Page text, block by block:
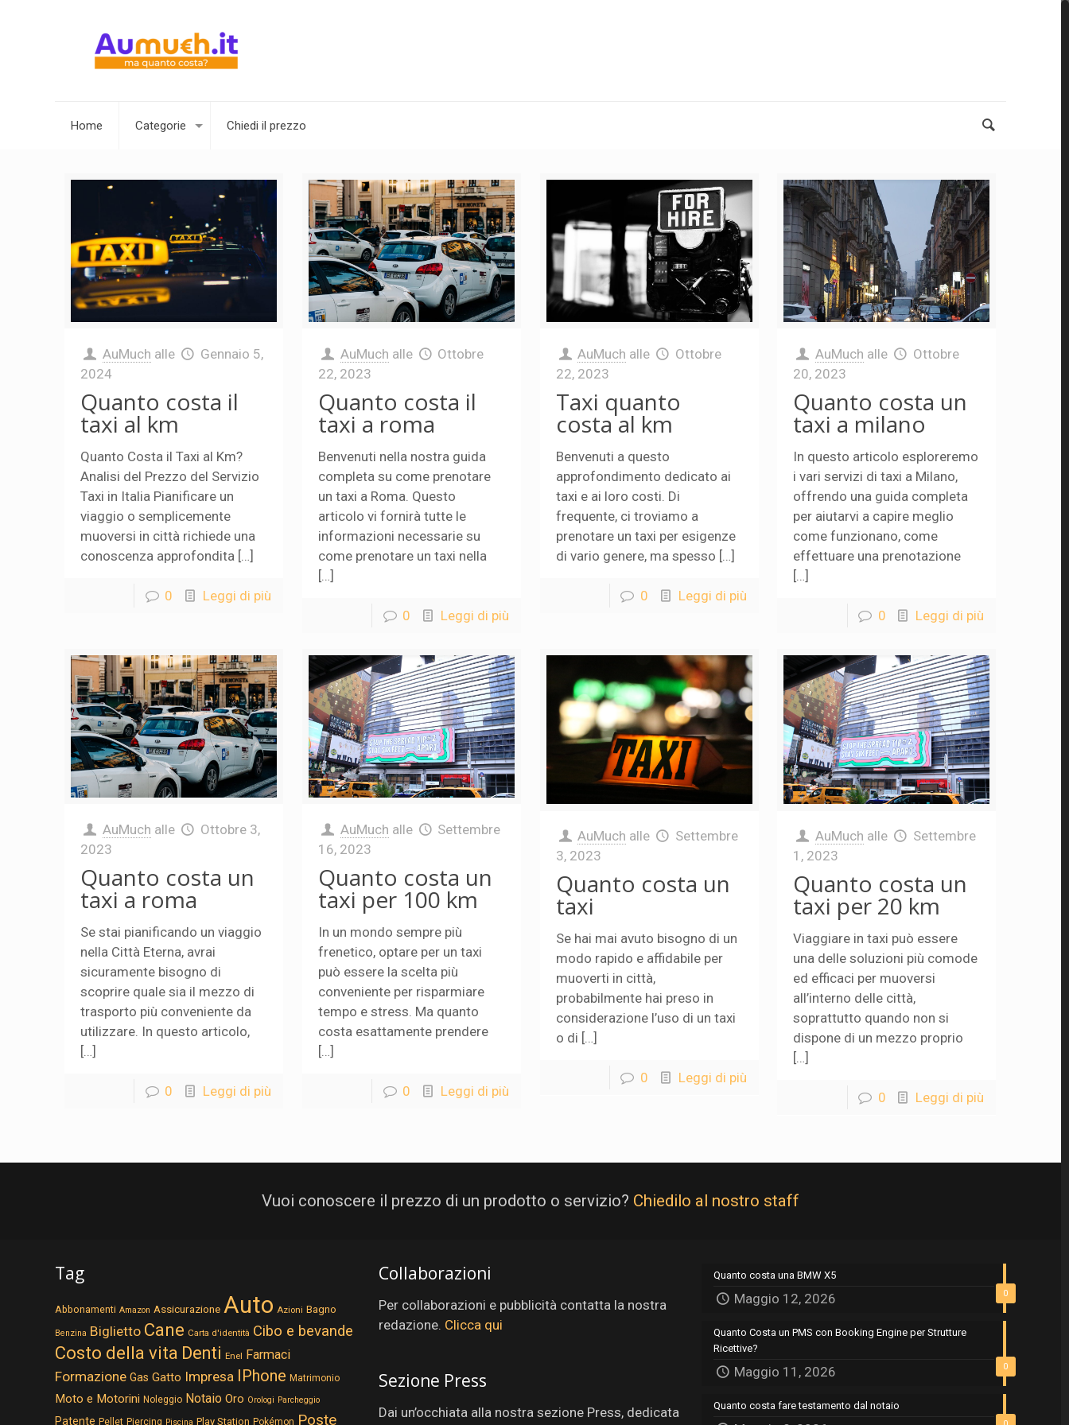
Home Categorie Chiedi il prezzo
AuMuch alle
Gennaio 5,
2024
Quanto costa il
taxi al km
Quanto Costa il Taxi al Km?
Analisi del Prezzo del Servizio
Taxi in Italia Pianificare un
viaggio o semplicemente
muoversi in città richiede una
conoscenza approfondita […]
0 Leggi di più
AuMuch alle
Ottobre
22, 2023
Quanto costa il
taxi a roma
Benvenuti nella nostra guida
completa su come prenotare
un taxi a Roma. Questo
articolo vi fornirà tutte le
informazioni necessarie su
come prenotare un taxi nella
[…]
0 Leggi di più
AuMuch alle
Ottobre
22, 2023
Taxi quanto
costa al km
Benvenuti a questo
approfondimento dedicato ai
taxi e ai loro costi. Di
frequente, ci troviamo a
prenotare un taxi per esigenze
di vario genere, ma spesso […]
0 Leggi di più
AuMuch alle
Ottobre
20, 2023
Quanto costa un
taxi a milano
In questo articolo esploreremo
i vari servizi di taxi a Milano,
offrendo una guida completa
per aiutarvi a capire meglio
come funzionano, come
effettuare una prenotazione
[…]
0 Leggi di più
AuMuch alle
Ottobre 3,
2023
Quanto costa un
taxi a roma
Se stai pianificando un viaggio
nella Città Eterna, avrai
sicuramente bisogno di
scoprire quale sia il mezzo di
trasporto più conveniente da
utilizzare. In questo articolo,
[…]
0 Leggi di più
AuMuch alle
Settembre
16, 2023
Quanto costa un
taxi per 100 km
In un mondo sempre più
frenetico, optare per un taxi
può essere la scelta più
conveniente per risparmiare
tempo e stress. Ma quanto
costa esattamente prendere
[…]
0 Leggi di più
AuMuch alle
Settembre
3, 2023
Quanto costa un
taxi
Se hai mai avuto bisogno di un
modo rapido e affidabile per
muoverti in città,
probabilmente hai preso in
considerazione l’uso di un taxi
o di […]
0 Leggi di più
AuMuch alle
Settembre
1, 2023
Quanto costa un
taxi per 20 km
Viaggiare in taxi può essere
una delle soluzioni più comode
ed efficaci per muoversi
all’interno delle città,
soprattutto quando non si
dispone di un mezzo proprio
[…]
0 Leggi di più
Vuoi conoscere il prezzo di un prodotto o servizio? Chiedilo al nostro staff
Tag
Abbonamenti Amazon Assicurazione Auto Azioni Bagno
Benzina Biglietto Cane Carta d'identità Cibo e bevande
Costo della vita Denti Enel Farmaci
Formazione Gas Gatto Impresa IPhone Matrimonio
Moto e Motorini Noleggio Notaio Oro Orologi Parcheggio
Patente Pellet Piercing Piscina Play Station Pokémon Poste
Collaborazioni
Per collaborazioni e pubblicità contatta la nostra
redazione. Clicca qui
Sezione Press
Dai un’occhiata alla nostra sezione Press, dedicata
0
Quanto costa una BMW X5
Maggio 12, 2026
0
Quanto Costa un PMS con Booking Engine per Strutture
Ricettive?
Maggio 11, 2026
Quanto costa fare testamento dal notaio